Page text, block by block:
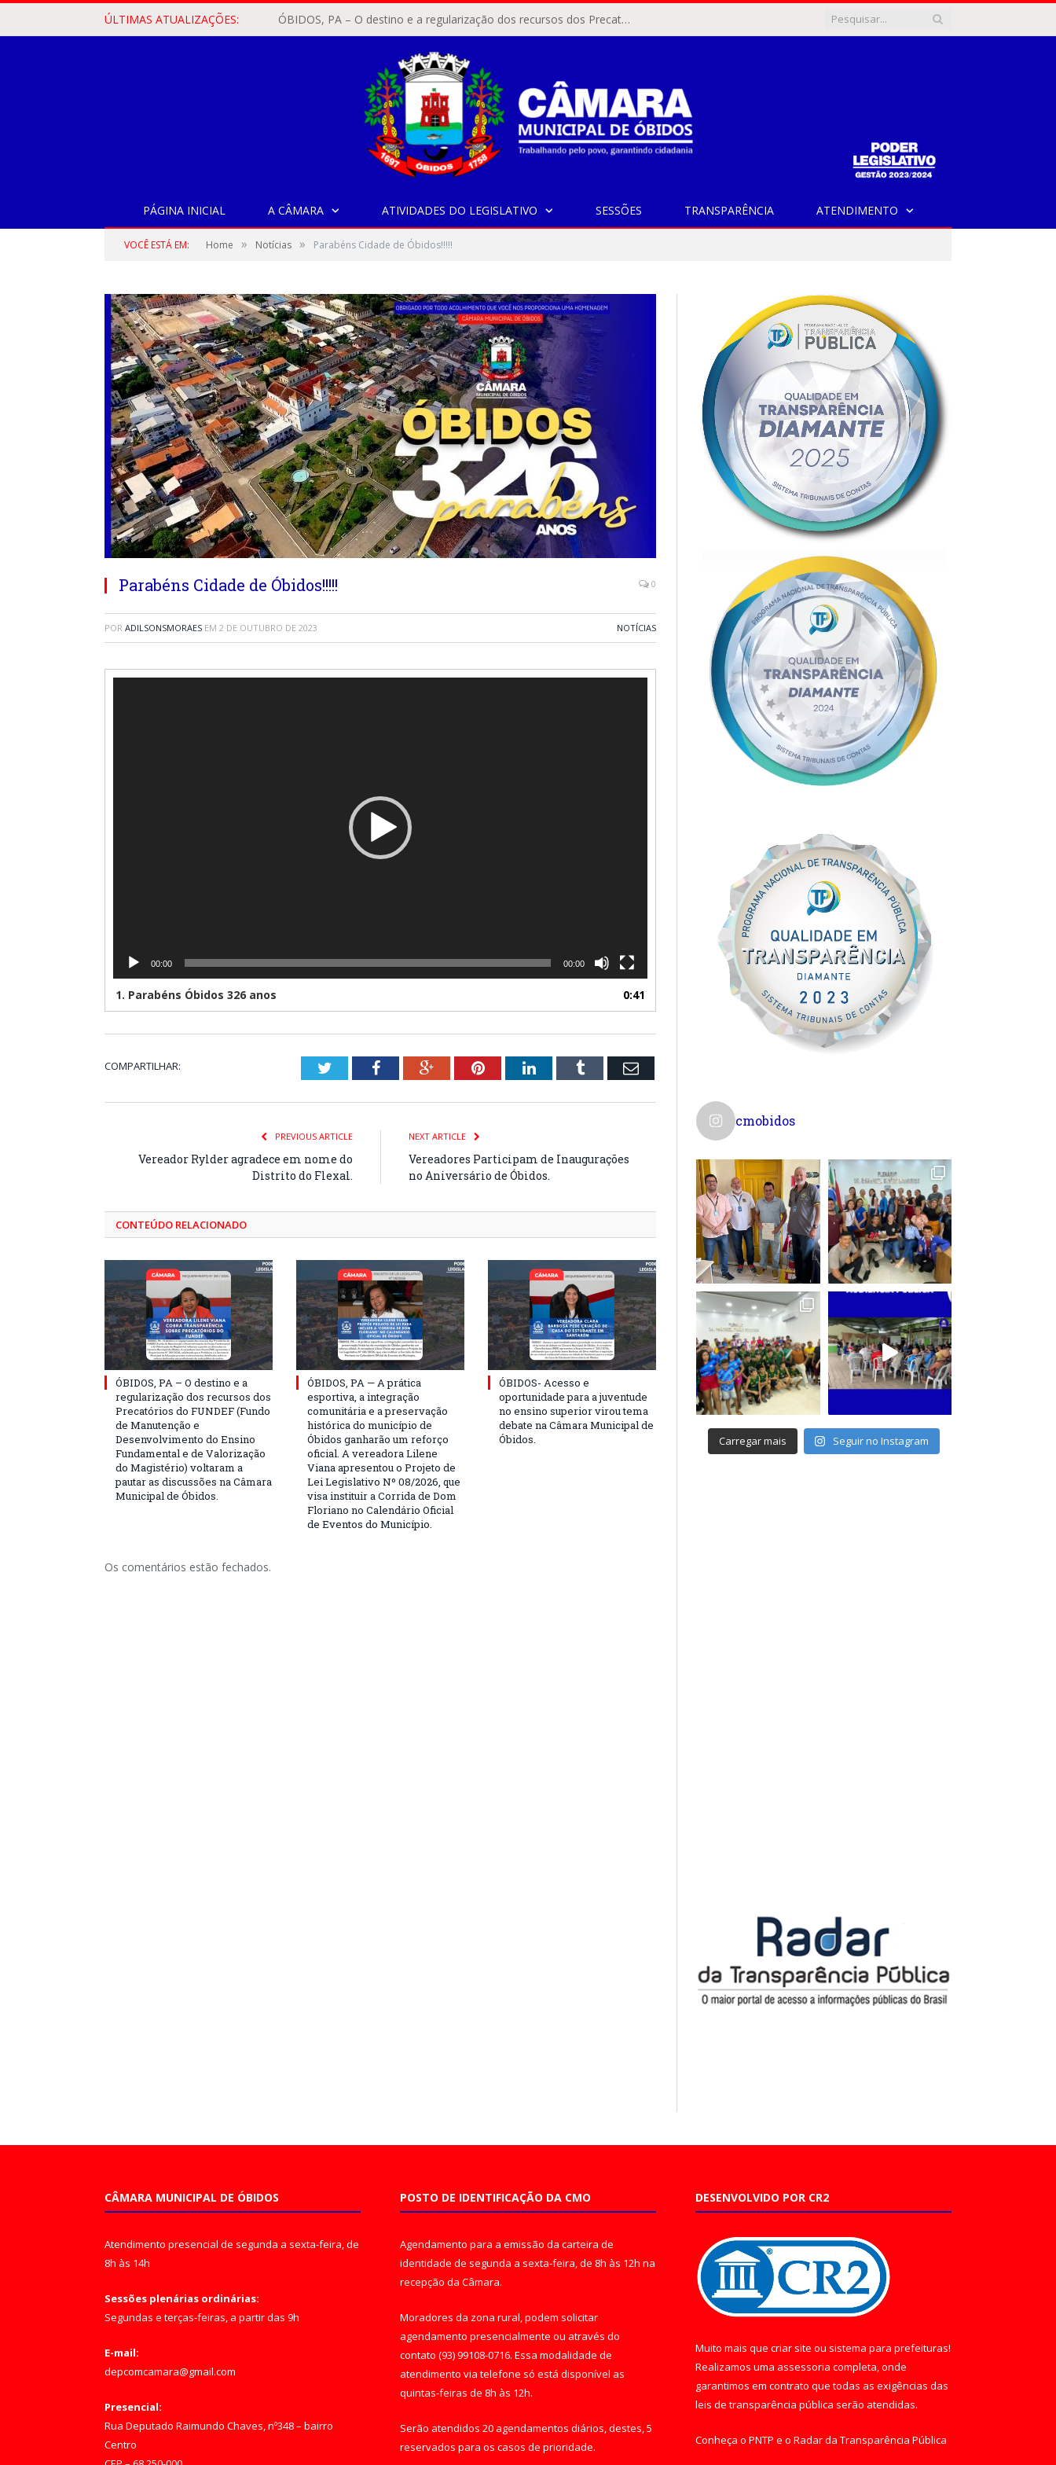
ÚLTIMAS ATUALIZAÇÕES: ÓBIDOS, PA – O destino e a regularização dos recursos dos Precatórios do FUNDEF (Fundo de Manutenção e Desenvolvimento do Ensino Fundamental e de Valorização do Magistério) voltaram a pautar as discussões na Câmara Municipal de Óbidos.
PÁGINA INICIAL A CÂMARA ATIVIDADES DO LEGISLATIVO SESSÕES TRANSPARÊNCIA ATENDIMENTO
VOCÊ ESTÁ EM: Home » Notícias » Parabéns Cidade de Óbidos!!!!!
Parabéns Cidade de Óbidos!!!!! 0
POR ADILSONSMORAES EM 2 DE OUTUBRO DE 2023 NOTÍCIAS
00:00 00:00
1. Parabéns Óbidos 326 anos 0:41
COMPARTILHAR: TwitterFacebookGoogle+PinterestLinkedInTumblr Email
PREVIOUS ARTICLE
Vereador Rylder agradece em nome do
Distrito do Flexal.
NEXT ARTICLE
Vereadores Participam de Inaugurações
no Aniversário de Óbidos.
CONTEÚDO RELACIONADO
ÓBIDOS, PA – O destino e a
regularização dos recursos dos
Precatórios do FUNDEF (Fundo
de Manutenção e
Desenvolvimento do Ensino
Fundamental e de Valorização
do Magistério) voltaram a
pautar as discussões na Câmara
Municipal de Óbidos.
ÓBIDOS, PA — A prática
esportiva, a integração
comunitária e a preservação
histórica do município de
Óbidos ganharão um reforço
oficial. A vereadora Lilene
Viana apresentou o Projeto de
Lei Legislativo Nº 08/2026, que
visa instituir a Corrida de Dom
Floriano no Calendário Oficial
de Eventos do Município.
ÓBIDOS- Acesso e
oportunidade para a juventude
no ensino superior virou tema
debate na Câmara Municipal de
Óbidos.
Os comentários estão fechados.
cmobidos
Carregar mais Seguir no Instagram
CÂMARA MUNICIPAL DE ÓBIDOS
Atendimento presencial de segunda a sexta-feira, de
8h às 14h
Sessões plenárias ordinárias:
Segundas e terças-feiras, a partir das 9h
E-mail:
depcomcamara@gmail.com
Presencial:
Rua Deputado Raimundo Chaves, nº348 – bairro
Centro
POSTO DE IDENTIFICAÇÃO DA CMO
Agendamento para a emissão da carteira de
identidade de segunda a sexta-feira, de 8h às 12h na
recepção da Câmara.
Moradores da zona rural, podem solicitar
agendamento presencialmente ou através do
contato (93) 99108-0716. Essa modalidade de
atendimento via telefone só está disponível as
quintas-feiras de 8h às 12h.
Serão atendidos 20 agendamentos diários, destes, 5
reservados para os casos de prioridade.
DESENVOLVIDO POR CR2
Muito mais que criar site ou sistema para prefeituras!
Realizamos uma assessoria completa, onde
garantimos em contrato que todas as exigências das
leis de transparência pública serão atendidas.
Conheça o PNTP e o Radar da Transparência Pública